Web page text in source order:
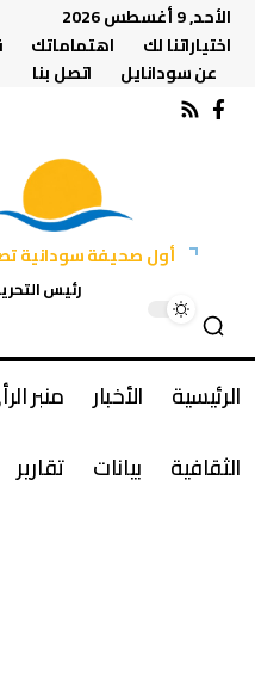
الأحد, 9 أغسطس 2026
اختياراتنا لك
اهتماماتك
عن سودانايل
اتصل بنا
أول صحيفة سودانية
رئيس
الرئيسية الأخبار منبر
الثقافية
بيانات تقارير